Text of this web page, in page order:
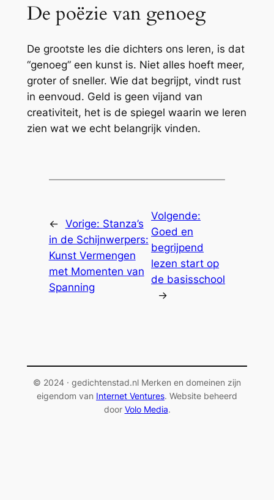
De poëzie van genoeg
De grootste les die dichters ons leren, is dat
“genoeg” een kunst is. Niet alles hoeft meer,
groter of sneller. Wie dat begrijpt, vindt rust
in eenvoud. Geld is geen vijand van
creativiteit, het is de spiegel waarin we leren
zien wat we echt belangrijk vinden.
← Vorige: Stanza’s
in de Schijnwerpers:
Kunst Vermengen
met Momenten van
Spanning
Volgende:
Goed en
begrijpend
lezen start op
de basisschool
→
© 2024 · gedichtenstad.nl Merken en domeinen zijn
eigendom van Internet Ventures. Website beheerd
door Volo Media.